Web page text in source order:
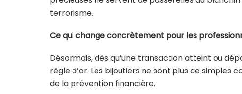
terrorisme.
Ce qui change concrètement pour les
Désormais, dès qu’une transaction atteint ou
règle d’or. Les bijoutiers ne sont plus de simples
de la prévention financière.